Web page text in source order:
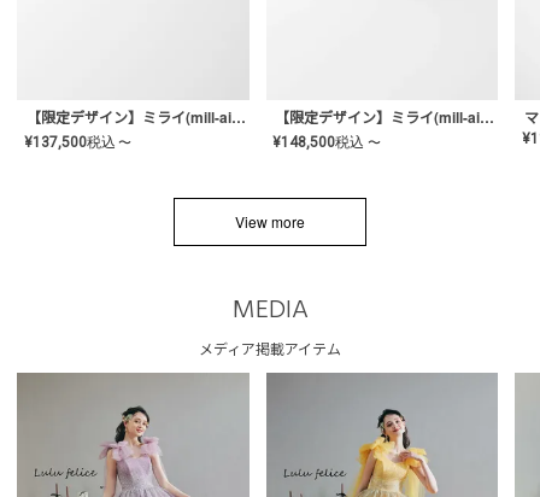
【限定デザイン】ミライ(mill-ai)リング
¥137,500税込 〜
【限定デザイン】ミライ(mill-ai)リング
¥148,500税込 〜 ¥
View more
MEDIA
メディア掲載アイテム